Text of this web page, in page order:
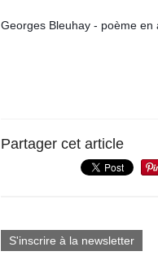
Georges Bleuhay - poème
Partager cet article
S'inscrire à la newsletter